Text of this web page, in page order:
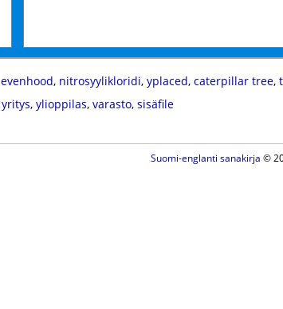
evenhood, nitrosyylikloridi, yplaced, caterpillar tree,
yritys, ylioppilas, varasto, sisäfile
Suomi-englanti sanakirja ©